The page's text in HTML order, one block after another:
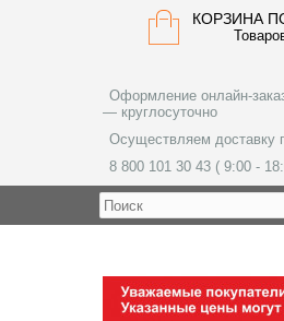
КОРЗИНА
Оформление онлайн-
— круглосуточно
Осуществляем доставку
8 800 101 30 43 ( 9:00 -